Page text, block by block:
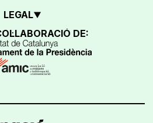
LEGAL
DE: